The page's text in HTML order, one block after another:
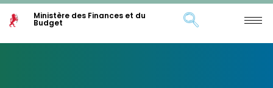
Ministère des Finances et du
Budget